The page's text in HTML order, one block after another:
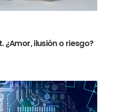
¿Amor, ilusión o riesgo?